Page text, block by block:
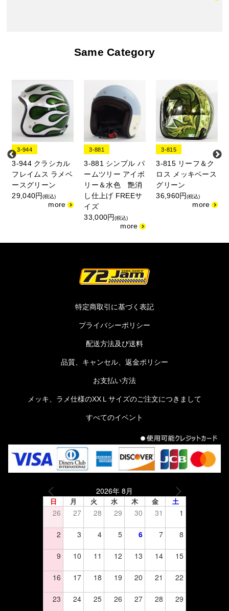
Same Category
3-944
3-944 クラシカル
フレイムス ラメベ
ースグリーン
29,040円(税込)
3-881
3-881 シンプル パ
ームツリー アイボ
リー＆水色 艶消
し仕上げ FREEサ
イズ
33,000円(税込)
3-815
3-815 リーフ＆ク
ロス メッキベース
グリーン
36,960円(税込)
特定商取引に基づく表記
プライバシーポリシー
配送方法及び送料
品質、キャンセル、返金ポリシー
お支払い方法
メッキ、ラメ仕様のXXＬサイズのご注文につきまして
すべてのイベント
2026年 8月
日 月 火 水 木 金 土
26 27 28 29 30 31 1
2 3 4 5 6 7 8
9 10 11 12 13 14 15
16 17 18 19 20 21 22
23 24 25 26 27 28 29